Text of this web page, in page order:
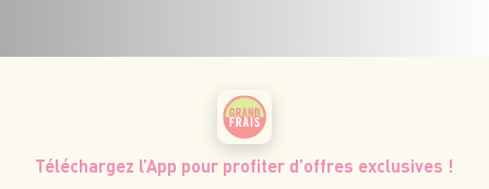
Téléchargez l’App pour profiter d’offres exclusives !